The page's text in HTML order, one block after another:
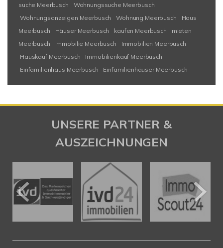
suche Meerbusch
Wohnungssuche Meerbusch
Wohnungsanzeigen Meerbusch
Wohnung Meerbusch
Haus
Meerbusch
Häuser Meerbusch kaufen Meerbusch
mieten
Meerbusch
Immobilie Meerbusch
Immobilien Meerbusch
Hauskauf Meerbusch
Immobilienkauf Meerbusch
Einfamilienhaus Meerbusch
Einfamilienhäuser Meerbusch
UNSERE PARTNER &
AUSZEICHNUNGEN